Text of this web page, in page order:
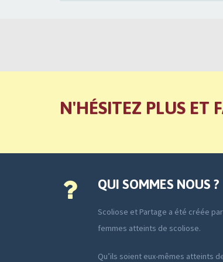
N'HÉSITEZ PLUS ET
QUI SOMMES NOUS ?
Scoliose et Partage a été créée
femmes atteints de scoliose.
Qu’ils soient eux-mêmes atteints